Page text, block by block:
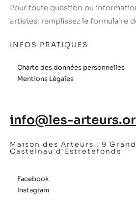
Pour toute question ou
artistes, remplissez le formulaire
INFOS PRATIQUES
Charte des données personnelles
Mentions Légales
info@les-
Maison des Arteurs : 9
Castelnau d'Estretefonds
Facebook
Instagram